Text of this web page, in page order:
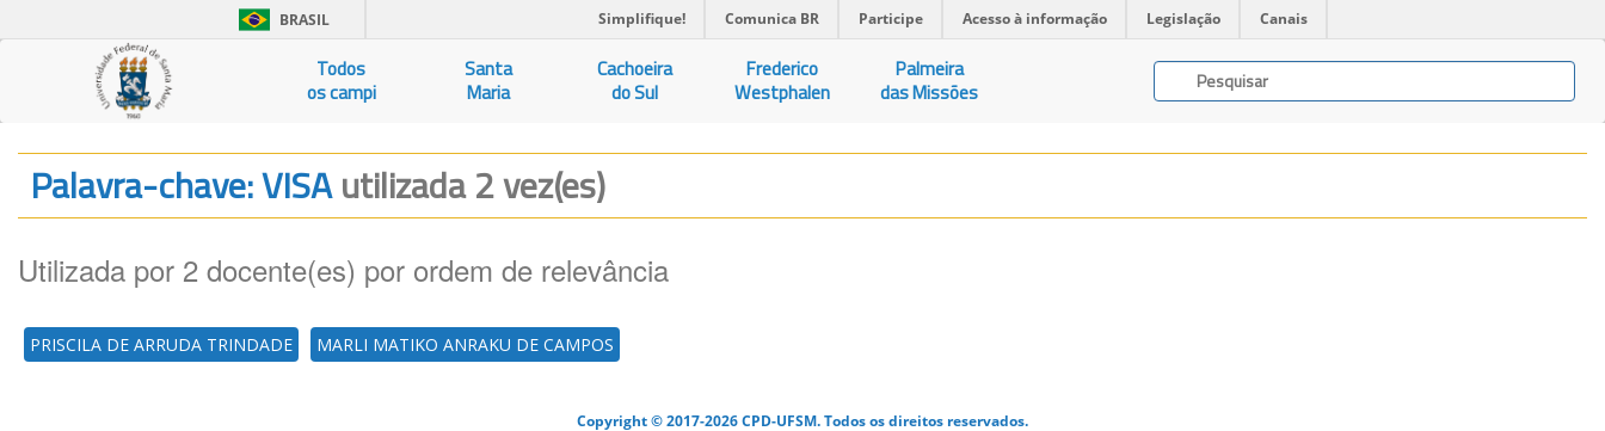
BRASIL Simplifique! Comunica BR Participe Acesso à informação Legislação Canais
Todos
os campi
Santa
Maria
Cachoeira
do Sul
Frederico
Westphalen
Palmeira
das Missões
Palavra-chave: VISAutilizada 2 vez(es)
Utilizada por 2 docente(es) por ordem de relevância
PRISCILA DE ARRUDA TRINDADE MARLI MATIKO ANRAKU DE CAMPOS
Copyright © 2017-2026 CPD-UFSM. Todos os direitos reservados.